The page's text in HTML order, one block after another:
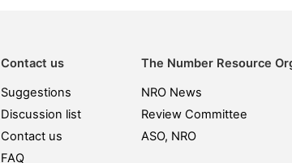
Contact us
Suggestions
Discussion list
Contact us
FAQ
The Number Resource
NRO News
Review Committee
ASO, NRO